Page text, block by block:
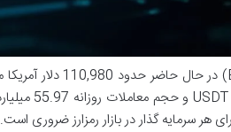
هر سرمایه گذار در بازار رمزارز ضروری است.